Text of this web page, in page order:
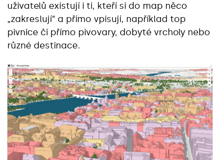
uživatelů existují i ti, kteří si do map něco
„zakreslují“ a přímo vpisují, například top
pivnice či přímo pivovary, dobyté vrcholy nebo
různé destinace.